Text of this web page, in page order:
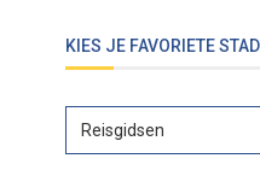
KIES JE FAVORIETE